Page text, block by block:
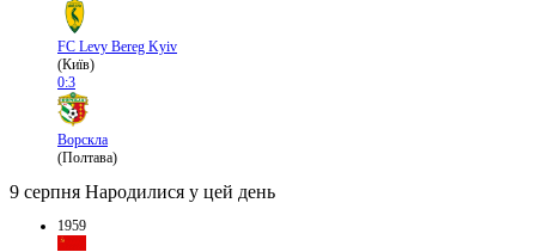
FC Levy Bereg Kyiv
(Київ)
0:3
Ворскла
(Полтава)
9 серпня Народилися у цей день
1959